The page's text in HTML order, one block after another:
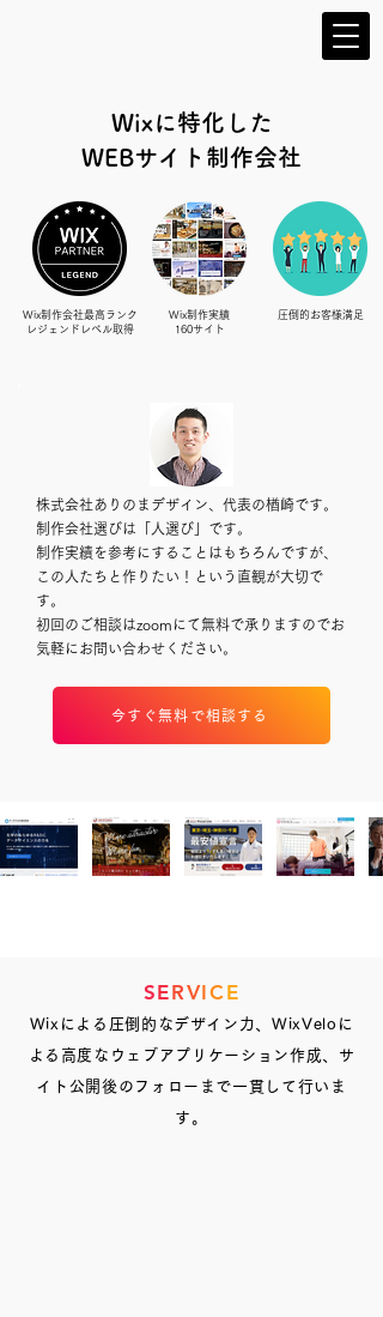
Wixに特化した
​WEBサイト制作会社
Wix制作会社最高ランク
レジェンドレベル取得
Wix制作実績
160サイト
圧倒的お客様満足
株式会社ありのまデザイン、代表の楢崎です。
制作会社選びは「人選び」です。
制作実績を参考にすることはもちろんですが、
この人たちと作りたい！という直観が大切で
す。
​初回のご相談はzoomにて無料で承りますのでお
気軽にお問い合わせください。
今すぐ無料で相談する
SERVICE
Wixによる圧倒的なデザイン力、WixVeloに
よる高度なウェブアプリケーション作成、サ
イト公開後のフォローまで一貫して行いま
す。